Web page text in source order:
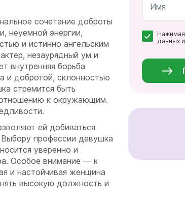
сочетание доброты
неуемной энергии,
и истинно ангельским
незаурядный ум и
внутренняя борьба
и добротой, склонностью
стремится быть
к окружающим.
ей добиваться
профессии девушка
уверенно и
Особое внимание — к
и настойчивая женщина
высокую должность и
*
данных